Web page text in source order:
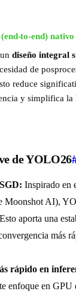
to-end) nativo
diseño integral
de
reduce
y simplifica la
de YOLO26
Inspirado en
Moonshot AI),
aporta una
más
rápido en
enfoque en